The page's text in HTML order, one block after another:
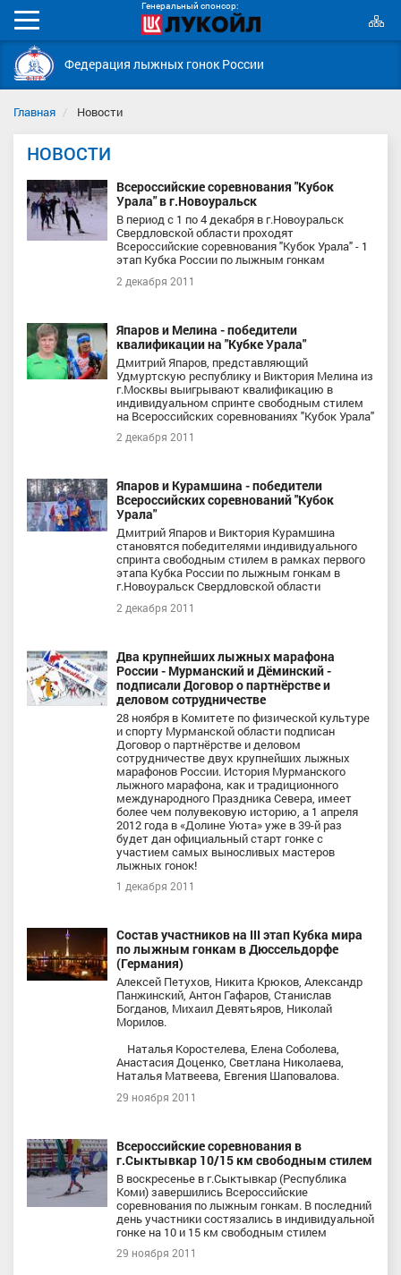
Генеральный спонсор:
Мобильное
меню
Федерация лыжных гонок России
Главная Новости
НОВОСТИ
Всероссийские соревнования "Кубок
Урала" в г.Новоуральск
В период с 1 по 4 декабря в г.Новоуральск
Свердловской области проходят
Всероссийские соревнования "Кубок Урала" - 1
этап Кубка России по лыжным гонкам
2 декабря 2011
Япаров и Мелина - победители
квалификации на "Кубке Урала"
Дмитрий Япаров, представляющий
Удмуртскую республику и Виктория Мелина из
г.Москвы выигрывают квалификацию в
индивидуальном спринте свободным стилем
на Всероссийских соревнованиях "Кубок Урала"
2 декабря 2011
Япаров и Курамшина - победители
Всероссийских соревнований "Кубок
Урала"
Дмитрий Япаров и Виктория Курамшина
становятся победителями индивидуального
спринта свободным стилем в рамках первого
этапа Кубка России по лыжным гонкам в
г.Новоуральск Свердловской области
2 декабря 2011
Два крупнейших лыжных марафона
России - Мурманский и Дёминский -
подписали Договор о партнёрстве и
деловом сотрудничестве
28 ноября в Комитете по физической культуре
и спорту Мурманской области подписан
Договор о партнёрстве и деловом
сотрудничестве двух крупнейших лыжных
марафонов России. История Мурманского
лыжного марафона, как и традиционного
международного Праздника Севера, имеет
более чем полувековую историю, а 1 апреля
2012 года в «Долине Уюта» уже в 39-й раз
будет дан официальный старт гонке с
участием самых выносливых мастеров
лыжных гонок!
1 декабря 2011
Состав участников на III этап Кубка мира
по лыжным гонкам в Дюссельдорфе
(Германия)
Алексей Петухов, Никита Крюков, Александр
Панжинский, Антон Гафаров, Станислав
Богданов, Михаил Девятьяров, Николай
Морилов.
Наталья Коростелева, Елена Соболева,
Анастасия Доценко, Светлана Николаева,
Наталья Матвеева, Евгения Шаповалова.
29 ноября 2011
Всероссийские соревнования в
г.Сыктывкар 10/15 км свободным стилем
В воскресенье в г.Сыктывкар (Республика
Коми) завершились Всероссийские
соревнования по лыжным гонкам. В последний
день участники состязались в индивидуальной
гонке на 10 и 15 км свободным стилем
29 ноября 2011